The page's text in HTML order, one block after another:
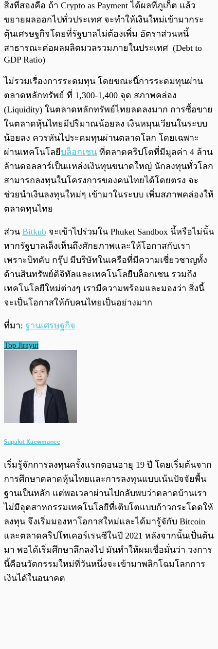
สิ่งที่สองคือ ถ้า Crypto as Payment ได้ผลที่ภูเก็ต แล้ว
ขยายผลออกไปทั่วประเทศ จะทำให้เงินใหม่เข้ามากระ
ตุ้นเศรษฐกิจโดยที่รัฐบาลไม่ต้องเพิ่ม อัตราส่วนหนี้
สาธารณะต่อผลผลิตมวลรวมภายในประเทศ (Debt to
GDP Ratio)
ไม่รวมเรื่องการระดมทุน โดยขณะนี้การระดมทุนผ่าน
ตลาดหลักทรัพย์ ที่ 1,300-1,400 จุด สภาพคล่อง
(Liquidity) ในตลาดหลักทรัพย์ไทยลดลงมาก การซื้อขาย
ในตลาดหุ้นไทยมีปริมาณน้อยลง เงินหมุนเวียนในระบบ
น้อยลง ควรหันไประดมทุนผ่านตลาดโลก โดยเฉพาะ
ผ่านเทคโนโลยีบล็อกเชน ที่ตลาดคริปโตที่มีมูลค่า 4 ล้าน
ล้านดอลลาร์เป็นแหล่งเงินทุนขนาดใหญ่ นักลงทุนทั่วโลก
สามารถลงทุนในโครงการของคนไทยได้โดยตรง จะ
ช่วยนำเงินลงทุนใหม่ๆ เข้ามาในระบบ เพิ่มสภาพคล่องให้
ตลาดทุนไทย
ส่วน Bitkub จะเข้าไปร่วมใน Phuket Sandbox นี้หรือไม่นั้น
หากรัฐบาลเล็งเห็นถึงศักยภาพและให้โอกาสกับเรา
เพราะบิทคับ กรุ๊ป มีบริษัทในเครือที่มีความเชี่ยวชาญทั้ง
ด้านสินทรัพย์ดิจิทัลและเทคโนโลยีบล็อกเชน รวมถึง
เทคโนโลยีใหม่ต่างๆ เรามีความพร้อมและมองว่า สิ่งนี้
จะเป็นโอกาสให้กับคนไทยเป็นอย่างมาก
ที่มา: ฐานเศรษฐกิจ
Top Jirayut
Supakit Kaewmanee
เริ่มรู้จักการลงทุนครั้งแรกตอนอายุ 19 ปี โดยเริ่มต้นจาก
การศึกษาตลาดหุ้นไทยและการลงทุนแบบเน้นปัจจัยพื้น
ฐานเป็นหลัก แต่พอเวลาผ่านไปกลับพบว่าตลาดบ้านเรา
ไม่มีอุตสาหกรรมเทคโนโลยีที่เติบโตแบบก้าวกระโดดให้
ลงทุน จึงเริ่มมองหาโอกาสใหม่และได้มารู้จักับ Bitcoin
และตลาดคริปโทเคอร์เรนซีในปี 2021 หลังจากนั้นเป็นต้น
มา พอได้เริ่มศึกษาลึกลงไป มันทำให้ผมเชื่อมั่นว่า วงการ
นี้คือนวัตกรรมใหม่ที่วันหนึ่งจะเข้ามาพลิกโฉมโลกการ
เงินได้ในอนาคต